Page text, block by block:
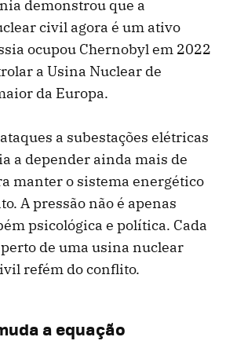
demonstrou que a
civil agora é um ativo
ocupou Chernobyl em 2022
a Usina Nuclear de
da Europa.
a subestações elétricas
a depender ainda mais de
manter o sistema energético
A pressão não é apenas
psicológica e política. Cada
de uma usina nuclear
refém do conflito.
a equação